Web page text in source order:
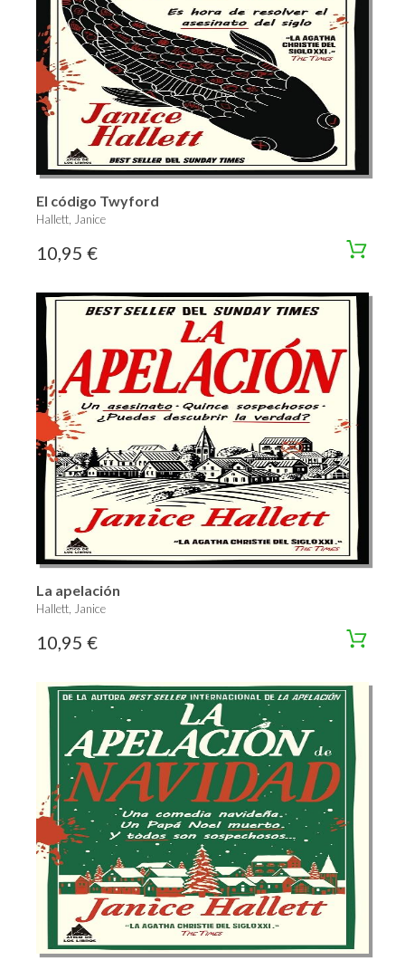
El código Twyford
Hallett, Janice
10,95 €
La apelación
Hallett, Janice
10,95 €